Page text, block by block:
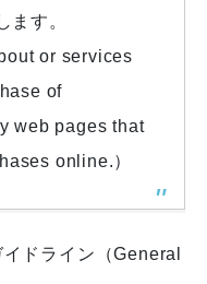
ます。
or services
of
web pages that
online.）
ドライン（General